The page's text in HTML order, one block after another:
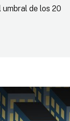
de los 20